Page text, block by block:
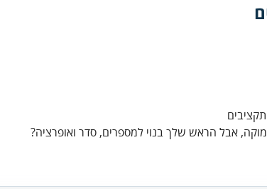
אבל הראש שלך בנוי למספרים, סדר ואופרציה?